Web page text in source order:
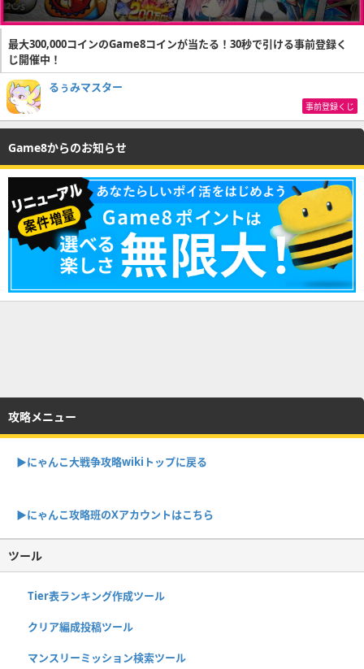
最大300,000コインのGame8コインが当たる！30秒で引ける事前登録く
じ開催中！
るぅみマスター
事前登録くじ
Game8からのお知らせ
攻略メニュー
▶︎にゃんこ大戦争攻略wikiトップに戻る
▶︎にゃんこ攻略班のXアカウントはこちら
ツール
Tier表ランキング作成ツール
クリア編成投稿ツール
マンスリーミッション検索ツール